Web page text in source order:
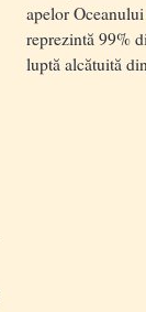
apelor
reprezintă 99%
luptă alcătuită